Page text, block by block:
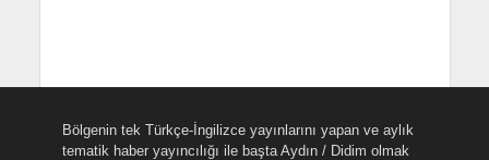
Bölgenin tek Türkçe-İngilizce yayınlarını yapan ve aylık
tematik haber yayıncılığı ile başta Aydın / Didim olmak